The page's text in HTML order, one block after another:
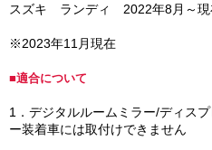
スズキ ランディ 2022年8月～現
※2023年11月現在
■適合について
1．デジタルルームミラー/ディス
ー装着車には取付けできません